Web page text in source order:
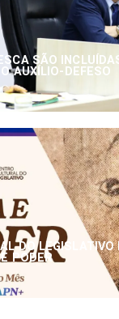
SÃO
AUXÍLIO-DEFESO
DO LEGISLATIVO
PODER